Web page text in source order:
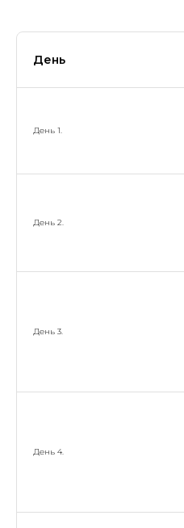
День
День 1.
День 2.
День 3.
День 4.